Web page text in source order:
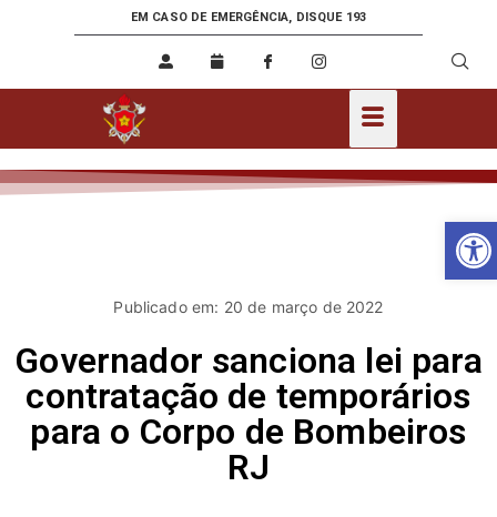
EM CASO DE EMERGÊNCIA, DISQUE 193
Publicado em: 20 de março de 2022
Governador sanciona lei para
contratação de temporários
para o Corpo de Bombeiros
RJ